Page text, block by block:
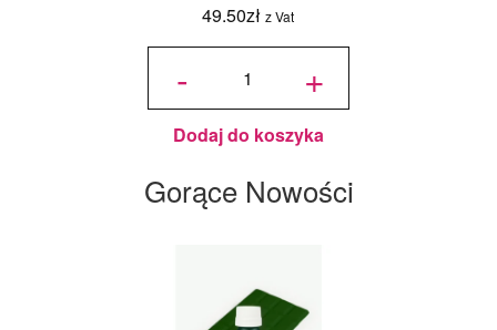
49.50zł z Vat
-
ilość
cukrowa do
modelowania
czarny +
Dodaj do koszyka
Gorące Nowości